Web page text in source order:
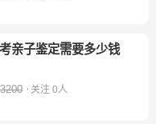
亲子鉴定需要多少钱
关注 0人